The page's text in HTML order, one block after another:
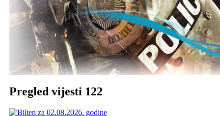
Pregled vijesti 122